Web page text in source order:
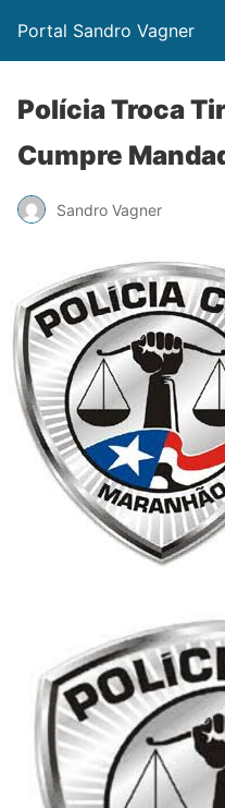
Portal Sandro Vagner
Polícia Troca
Cumpre
Sandro Vagner